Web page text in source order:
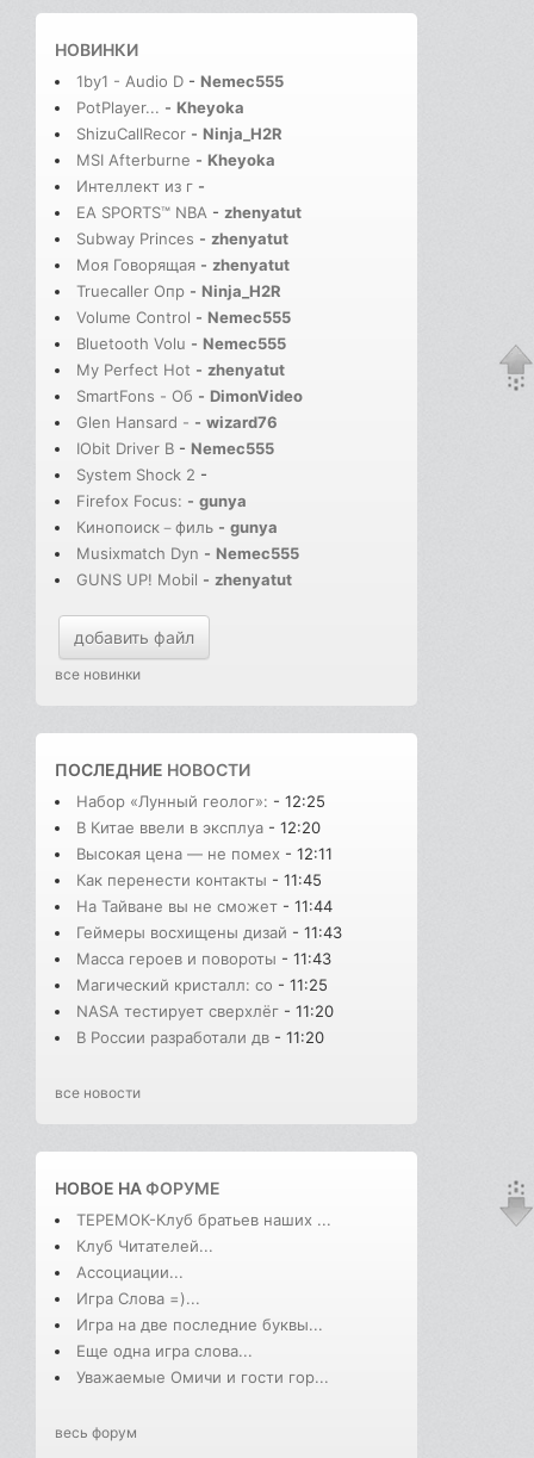
НОВИНКИ
1by1 - Audio D - Nemec555
PotPlayer... - Kheyoka
ShizuCallRecor - Ninja_H2R
MSI Afterburne - Kheyoka
Интеллект из г -
EA SPORTS™ NBA - zhenyatut
Subway Princes - zhenyatut
Моя Говорящая - zhenyatut
Truecaller Опр - Ninja_H2R
Volume Control - Nemec555
Bluetooth Volu - Nemec555
My Perfect Hot - zhenyatut
SmartFons - Об - DimonVideo
Glen Hansard - - wizard76
IObit Driver B - Nemec555
System Shock 2 -
Firefox Focus: - gunya
Кинопоиск－филь - gunya
Musixmatch Dyn - Nemec555
GUNS UP! Mobil - zhenyatut
добавить файл
все новинки
ПОСЛЕДНИЕ НОВОСТИ
Набор «Лунный геолог»: - 12:25
В Китае ввели в эксплуа - 12:20
Высокая цена — не помех - 12:11
Как перенести контакты - 11:45
На Тайване вы не сможет - 11:44
Геймеры восхищены дизай - 11:43
Масса героев и повороты - 11:43
Магический кристалл: со - 11:25
NASA тестирует сверхлёг - 11:20
В России разработали дв - 11:20
все новости
НОВОЕ НАФОРУМЕ
ТЕРЕМОК-Клуб братьев наших ...
Клуб Читателей...
Ассоциации...
Игра Слова =)...
Игра на две последние буквы...
Еще одна игра слова...
Уважаемые Омичи и гости гор...
весь форум